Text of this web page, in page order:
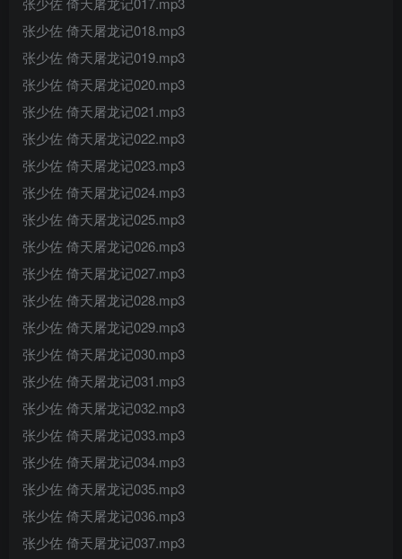
张少佐 倚天屠龙记018.mp3
张少佐 倚天屠龙记019.mp3
张少佐 倚天屠龙记020.mp3
张少佐 倚天屠龙记021.mp3
张少佐 倚天屠龙记022.mp3
张少佐 倚天屠龙记023.mp3
张少佐 倚天屠龙记024.mp3
张少佐 倚天屠龙记025.mp3
张少佐 倚天屠龙记026.mp3
张少佐 倚天屠龙记027.mp3
张少佐 倚天屠龙记028.mp3
张少佐 倚天屠龙记029.mp3
张少佐 倚天屠龙记030.mp3
张少佐 倚天屠龙记031.mp3
张少佐 倚天屠龙记032.mp3
张少佐 倚天屠龙记033.mp3
张少佐 倚天屠龙记034.mp3
张少佐 倚天屠龙记035.mp3
张少佐 倚天屠龙记036.mp3
张少佐 倚天屠龙记037.mp3